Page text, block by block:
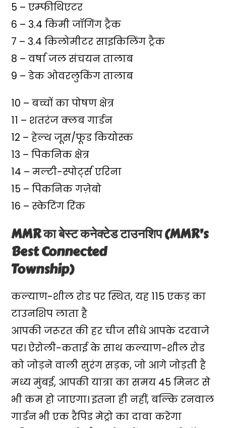
5 – एम्फीथिएटर
6 – 3.4 किमी जॉगिंग ट्रैक
7 – 3.4 किलोमीटर साइकिलिंग ट्रैक
8 – वर्षा जल संचयन तालाब
9 – डेक ओवरलुकिंग तालाब
10 – बच्चों का पोषण क्षेत्र
11 – शतरंज क्लब गार्डन
12 – हेल्थ जूस/फूड कियोस्क
13 – पिकनिक क्षेत्र
14 – मल्टी-स्पोर्ट्स एरिना
15 – पिकनिक गज़ेबो
16 – स्केटिंग रिंक
MMR का बेस्ट कनेक्टेड टाउनशिप (MMR’s
Best Connected
Township)
कल्याण-शील रोड पर स्थित, यह 115 एकड़ का
टाउनशिप लाता है
आपकी जरूरत की हर चीज सीधे आपके दरवाजे
पर। ऐरोली-कताई के साथ कल्याण-शील रोड
को जोड़ने वाली सुरंग सड़क, जो आगे जोड़ती है
मध्य मुंबई, आपकी यात्रा का समय 45 मिनट से
भी कम हो जाएगा। इतना ही नहीं, बल्कि रनवाल
गार्डन भी एक रैपिड मेट्रो का दावा करेगा